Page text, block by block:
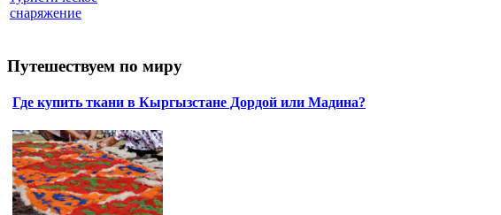
снаряжение
Путешествуем по миру
Где купить ткани в Кыргызстане Дордой или Мадина?